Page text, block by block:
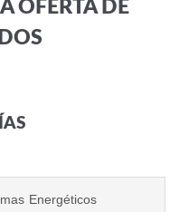
OFERTA DE
Energéticos